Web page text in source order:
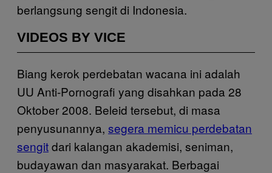
berlangsung sengit di Indonesia.
VIDEOS BY VICE
Biang kerok perdebatan wacana ini adalah
UU Anti-Pornografi yang disahkan pada 28
Oktober 2008. Beleid tersebut, di masa
penyusunannya, segera memicu perdebatan
sengitdari kalangan akademisi, seniman,
budayawan dan masyarakat. Berbagai